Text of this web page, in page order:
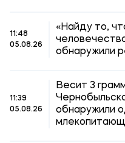
11:48
05.08.26
«Найду то,
обнаружили
11:39
05.08.26
Весит 3
обнаружили